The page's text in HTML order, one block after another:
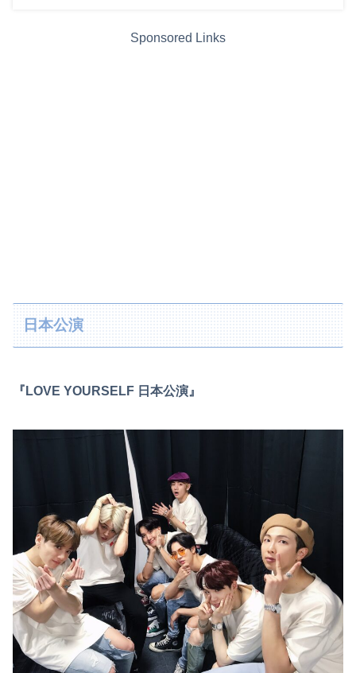
Sponsored Links
日本公演
『LOVE YOURSELF 日本公演』